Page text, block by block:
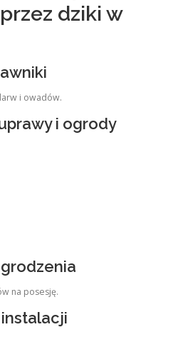
dziki w
i owadów.
i ogrody
na posesję.